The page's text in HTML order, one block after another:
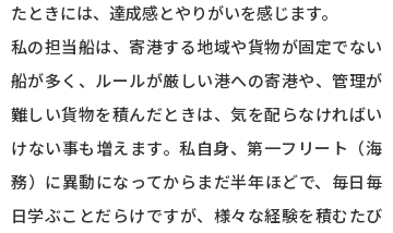
たときには、達成感とやりがいを感じます。
私の担当船は、寄港する地域や貨物が固定でない
船が多く、ルールが厳しい港への寄港や、管理が
難しい貨物を積んだときは、気を配らなければい
けない事も増えます。私自身、第一フリート（海
務）に異動になってからまだ半年ほどで、毎日毎
日学ぶことだらけですが、様々な経験を積むたび